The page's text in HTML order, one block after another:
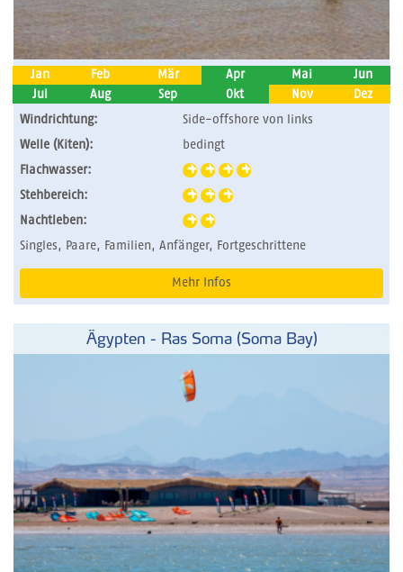
Jan Feb Mär Apr Mai
Jun
Jul
Aug Sep Okt Nov
Dez
Windrichtung:
Side-offshore von links
Welle (Kiten):
bedingt
Flachwasser:
Stehbereich:
Nachtleben:
Singles, Paare, Familien, Anfänger, Fortgeschrittene
Mehr Infos
Ägypten - Ras Soma (Soma Bay)